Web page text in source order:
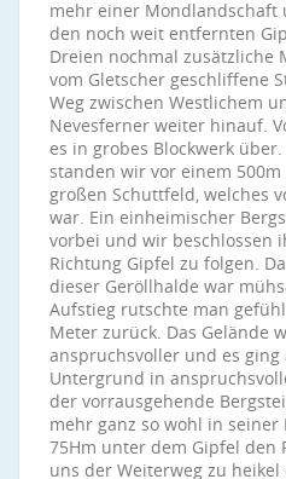
mehr einer Mondlandschaft
den noch weit entfernten
Dreien nochmal zusätzliche
vom Gletscher geschliffene
Weg zwischen Westlichem
Nevesferner weiter hinauf.
es in grobes Blockwerk
standen wir vor einem
großen Schuttfeld, welches
war. Ein einheimischer
vorbei und wir beschlossen
Richtung Gipfel zu folgen.
dieser Geröllhalde war
Aufstieg rutschte man
Meter zurück. Das Gelände
anspruchsvoller und es
Untergrund in
der vorrausgehende
mehr ganz so wohl in seiner
75Hm unter dem Gipfel den
uns der Weiterweg zu